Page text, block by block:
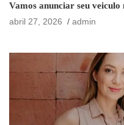
Vamos anunciar seu
abril 27, 2026
admin